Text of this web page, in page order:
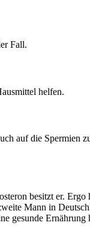
Fall.
helfen.
auf die Spermien
besitzt er.
Mann in
gesunde